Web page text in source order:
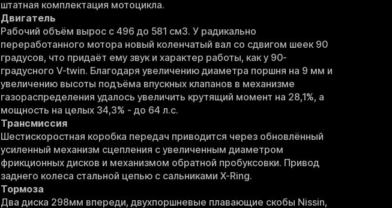
штатная комплектация мотоцикла.
Двигатель
Рабочий объём вырос с 496 до 581 см3. У радикально
переработанного мотора новый коленчатый вал со сдвигом шеек 90
градусов, что придаёт ему звук и характер работы, как у 90-
градусного V-twin. Благодаря увеличению диаметра поршня на 9 мм и
увеличению высоты подъёма впускных клапанов в механизме
газораспределения удалось увеличить крутящий момент на 28,1%, а
мощность на целых 34,3% - до 64 л.с.
Трансмиссия
Шестискоростная коробка передач приводится через обновлённый
усиленный механизм сцепления с увеличенным диаметром
фрикционных дисков и механизмом обратной пробуксовки. Привод
заднего колеса стальной цепью с сальниками X-Ring.
Тормоза
Два диска 298мм впереди, двухпоршневые плавающие скобы Nissin,